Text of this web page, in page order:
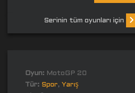
Serinin tüm oyunları için
Oyun: MotoGP 20
Tür: Spor, Yarış